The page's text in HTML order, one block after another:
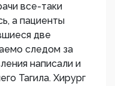
все-таки
а пациенты
две
следом за
написали и
Тагила. Хирург